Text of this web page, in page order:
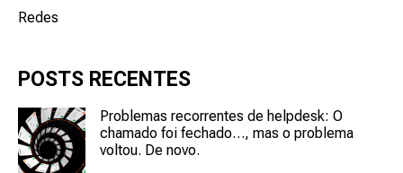
Redes
POSTS RECENTES
Problemas recorrentes de helpdesk: O
chamado foi fechado…, mas o problema
voltou. De novo.